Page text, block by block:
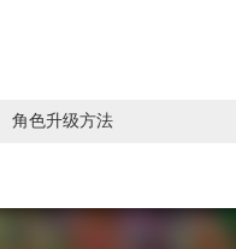
角色升级方法